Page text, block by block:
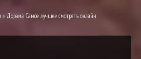
» Дорама Самое лучшее смотреть онлайн